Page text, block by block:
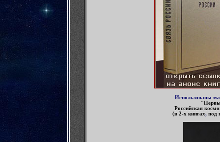
Использованы
"
Российская
(в 2-х книгах, под